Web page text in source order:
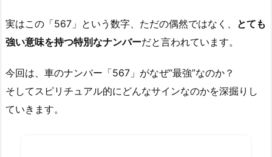
実はこの「567」という数字、ただの偶然ではなく、 とても
強い意味を持つ特別なナンバーだと言われています。
今回は、車のナンバー「567」がなぜ“最強”なのか？
そしてスピリチュアル的にどんなサインなのかを深掘りし
ていきます。